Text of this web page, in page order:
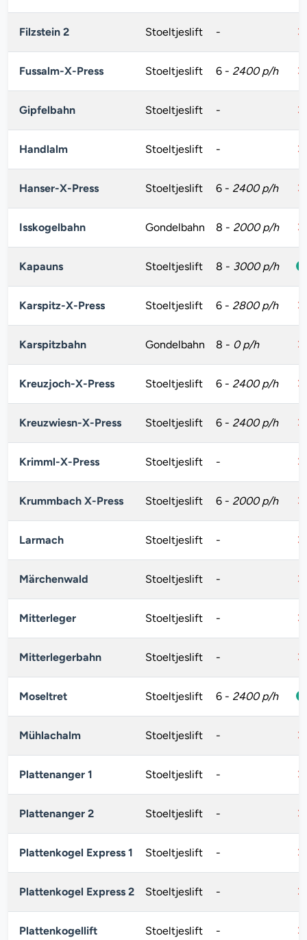
Filzstein 2 Stoeltjeslift -
Fussalm-X-Press Stoeltjeslift 6 - 2400 p/h
Gipfelbahn Stoeltjeslift -
Handlalm Stoeltjeslift -
Hanser-X-Press Stoeltjeslift 6 - 2400 p/h
Isskogelbahn Gondelbahn 8 - 2000 p/h
Kapauns Stoeltjeslift 8 - 3000 p/h
Karspitz-X-Press Stoeltjeslift 6 - 2800 p/h
Karspitzbahn Gondelbahn 8 - 0 p/h
Kreuzjoch-X-Press Stoeltjeslift 6 - 2400 p/h
Kreuzwiesn-X-Press Stoeltjeslift 6 - 2400 p/h
Krimml-X-Press Stoeltjeslift -
Krummbach X-Press Stoeltjeslift 6 - 2000 p/h
Larmach Stoeltjeslift -
Märchenwald Stoeltjeslift -
Mitterleger Stoeltjeslift -
Mitterlegerbahn Stoeltjeslift -
Moseltret Stoeltjeslift 6 - 2400 p/h
Mühlachalm Stoeltjeslift -
Plattenanger 1 Stoeltjeslift -
Plattenanger 2 Stoeltjeslift -
Plattenkogel Express 1 Stoeltjeslift -
Plattenkogel Express 2 Stoeltjeslift -
Plattenkogellift Stoeltjeslift -